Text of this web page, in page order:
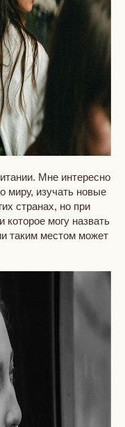
Мне интересно
миру, изучать новые
странах, но при
которое могу назвать
таким местом может